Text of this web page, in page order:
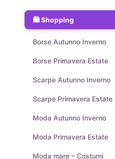
Shopping
Borse Autunno Inverno
Borse Primavera Estate
Scarpe Autunno Inverno
Scarpe Primavera Estate
Moda Autunno Inverno
Moda Primavera Estate
Moda mare – Costumi